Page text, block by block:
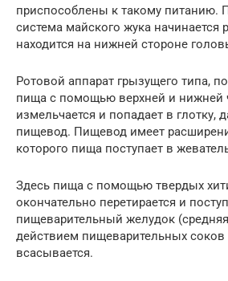
приспособлены к такому питанию.
система майского жука начинается
находится на нижней стороне
Ротовой аппарат грызущего типа,
пища с помощью верхней и нижней
измельчается и попадает в глотку,
пищевод. Пищевод имеет
которого пища поступает в
Здесь пища с помощью твердых
окончательно перетирается и
пищеварительный желудок
действием пищеварительных соков
всасывается.